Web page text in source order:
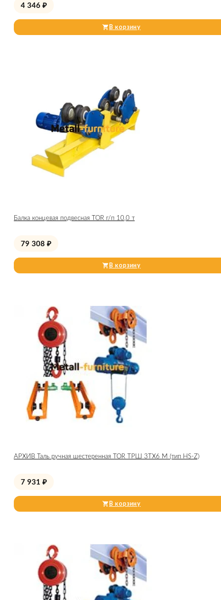
4 346 ₽
В корзину
Балка концевая подвесная TOR г/п 10,0 т
79 308 ₽
В корзину
АРХИВ Таль ручная шестеренная TOR ТРШ 3ТХ6 М (тип HS-Z)
7 931 ₽
В корзину